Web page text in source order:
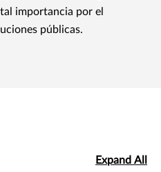
importancia por el
públicas.
Expand All